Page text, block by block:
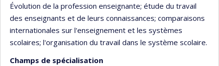
Évolution de la profession enseignante; étude du travail
des enseignants et de leurs connaissances; comparaisons
internationales sur l'enseignement et les systèmes
scolaires; l'organisation du travail dans le système scolaire.
Champs de spécialisation